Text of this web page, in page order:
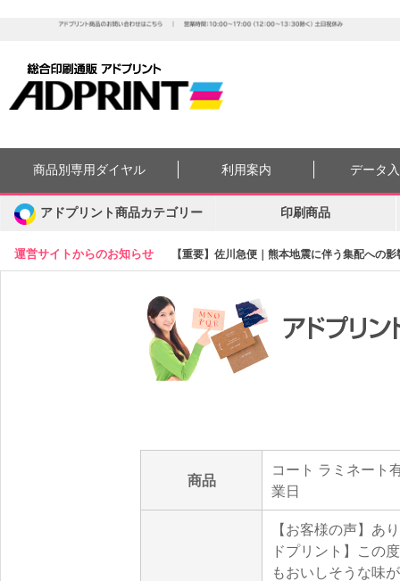
運営サイトからのお知らせ 【重要】佐川急便｜熊本地震に伴う集配への
商品別専用ダイヤル 利用案内 データ
アドプリント商品カテゴリー 印刷商品
商品
コート ラミネート
業日
【お客様の声】
ドプリント】この
もおいしそうな味